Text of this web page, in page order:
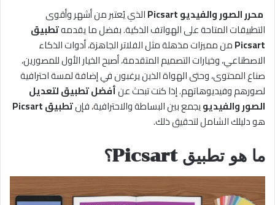
محرر الصور والفيديو Picsart
الذي يُعتبر من أشهر وأقوى
التطبيقات المتاحة على الهواتف الذكية. بفضل ما يقدمهتطبيق
Picsartمن مميزات مذهلة مثل الفلاتر الجاهزة، أدوات الذكاء
الاصطناعي، وخيارات التصميم المتقدمة، أصبح الخيار الأول للمصورين،
صناع المحتوى، وحتى الهواة الذين يرغبون في إضافة لمسة احترافية
لصورهم وفيديوهاتهم. إذا كنت تبحث عنأفضل تطبيق لتعديل
الصور والفيديويجمع بين البساطة والاحترافية، فإنتطبيق Picsart
هو دليلك الشامل لتحقيق ذلك.
ما هو تطبيق Picsart؟